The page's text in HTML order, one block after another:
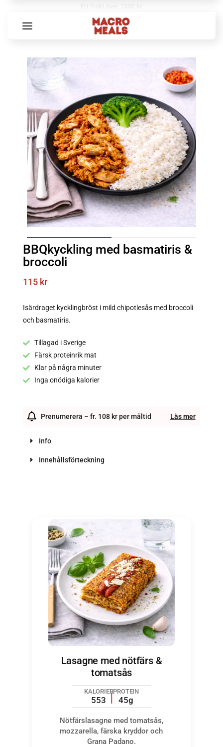
BBQkyckling med basmatiris &
broccoli
115 kr
Isärdraget kycklingbröst i mild chipotlesås med broccoli
och basmatiris.
Tillagad i Sverige
Färsk proteinrik mat
Klar på några minuter
Inga onödiga kalorier
Prenumerera – fr. 108 kr per måltid Läs mer
Info
Innehållsförteckning
Lasagne med nötfärs &
tomatsås
KALORIER
553
PROTEIN
45g
Nötfärslasagne med tomatsås,
mozzarella, färska kryddor och
Grana Padano.